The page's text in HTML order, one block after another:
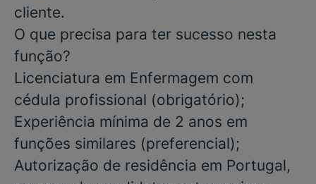
cliente.
O que precisa para ter sucesso nesta
função?
Licenciatura em Enfermagem com
cédula profissional (obrigatório);
Experiência mínima de 2 anos em
funções similares (preferencial);
Autorização de residência em Portugal,